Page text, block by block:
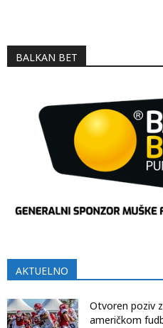
BALKAN BET
AKTUELNO
Otvoren poziv
američkom